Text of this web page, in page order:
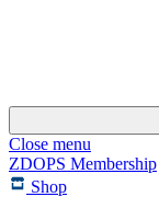
Close menu
ZDOPS Membership
Shop